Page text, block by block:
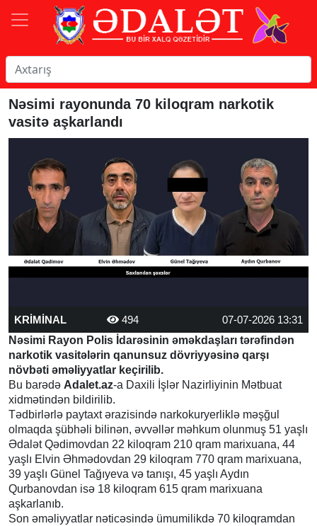
Nəsimi rayonunda 70 kiloqram narkotik
vasitə aşkarlandı
KRİMİNAL 494
07-07-2026 13:31
Nəsimi Rayon Polis İdarəsinin əməkdaşları tərəfindən
narkotik vasitələrin qanunsuz dövriyyəsinə qarşı
növbəti əməliyyatlar keçirilib.
Bu barədə Adalet.az-a Daxili İşlər Nazirliyinin Mətbuat
xidmətindən bildirilib.
Tədbirlərlə paytaxt ərazisində narkokuryerliklə məşğul
olmaqda şübhəli bilinən, əvvəllər məhkum olunmuş 51 yaşlı
Ədalət Qədimovdan 22 kiloqram 210 qram marixuana, 44
yaşlı Elvin Əhmədovdan 29 kiloqram 770 qram marixuana,
39 yaşlı Günel Tağıyeva və tanışı, 45 yaşlı Aydın
Qurbanovdan isə 18 kiloqram 615 qram marixuana
aşkarlanıb.
Son əməliyyatlar nəticəsində ümumilikdə 70 kiloqramdan